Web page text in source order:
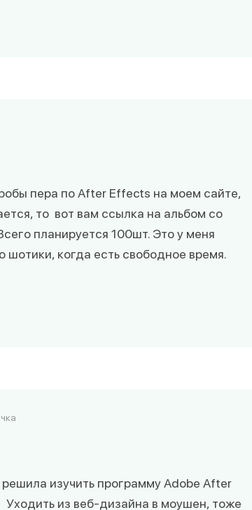
пера по After Effects на моем сайте,
то вот вам ссылка на альбом со
планируется 100шт. Это у меня
когда есть свободное время.
изучить программу Adobe After
из веб-дизайна в моушен, тоже